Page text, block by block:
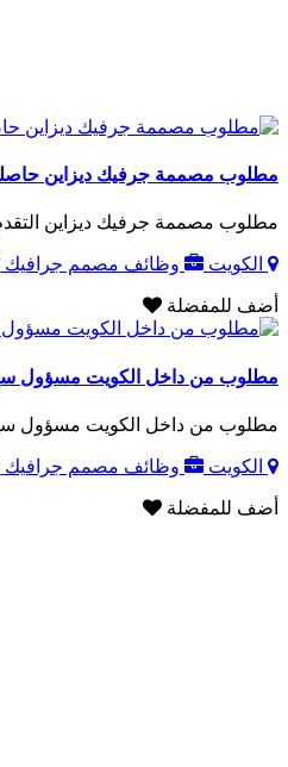
مطلوب مصممة جرفيك ديزاين
مطلوب مصممة جرفيك ديزاين
الكويت وظائف مصمم جرافيك
أضف للمفضلة
مطلوب من داخل الكويت مسؤول
مطلوب من داخل الكويت مسؤول
الكويت وظائف مصمم جرافيك
أضف للمفضلة